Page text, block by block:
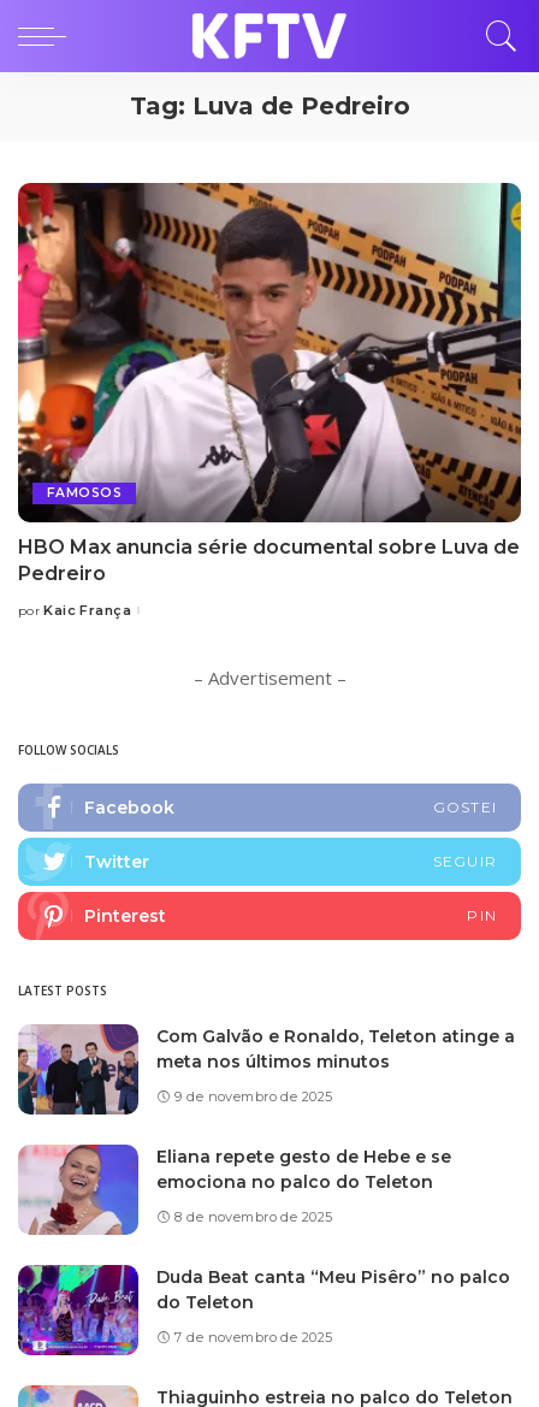
Tag: Luva de Pedreiro
FAMOSOS
HBO Max anuncia série documental sobre Luva de
Pedreiro
Posted
por Kaic França
– Advertisement –
FOLLOW SOCIALS
Facebook GOSTEI
Twitter SEGUIR
Pinterest PIN
LATEST POSTS
Com Galvão e Ronaldo, Teleton atinge a
meta nos últimos minutos
9 de novembro de 2025
Eliana repete gesto de Hebe e se
emociona no palco do Teleton
8 de novembro de 2025
Duda Beat canta “Meu Pisêro” no palco
do Teleton
7 de novembro de 2025
Thiaguinho estreia no palco do Teleton